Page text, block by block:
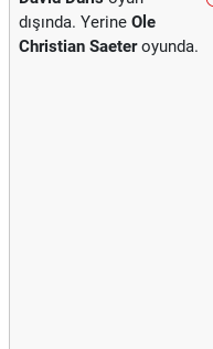
dışında. Yerine Ole
Christian Saeteroyunda.